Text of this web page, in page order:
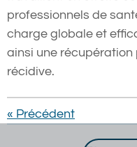
professionnels de
charge globale et
ainsi une
récidive.
« Précédent